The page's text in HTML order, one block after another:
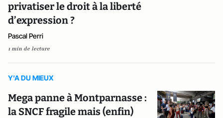
privatiser le droit à la liberté
d’expression ?
Pascal Perri
1 min de lecture
Y'A DU MIEUX
Mega panne à Montparnasse :
la SNCF fragile mais (enfin)